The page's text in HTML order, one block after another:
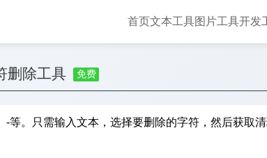
首页文本工具图片工具开发
删除工具 免费
等。只需输入文本，选择要删除的字符，然后获取